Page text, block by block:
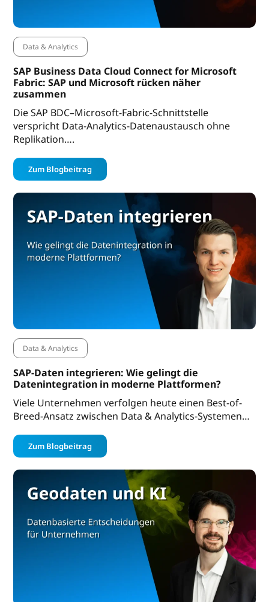
Data & Analytics
SAP Business Data Cloud Connect for Microsoft
Fabric: SAP und Microsoft rücken näher
zusammen
Die SAP BDC–Microsoft-Fabric-Schnittstelle
verspricht Data-Analytics-Datenaustausch ohne
Replikation….
Zum Blogbeitrag
Data & Analytics
SAP-Daten integrieren: Wie gelingt die
Datenintegration in moderne Plattformen?
Viele Unternehmen verfolgen heute einen Best-of-
Breed-Ansatz zwischen Data & Analytics-Systemen…
Zum Blogbeitrag